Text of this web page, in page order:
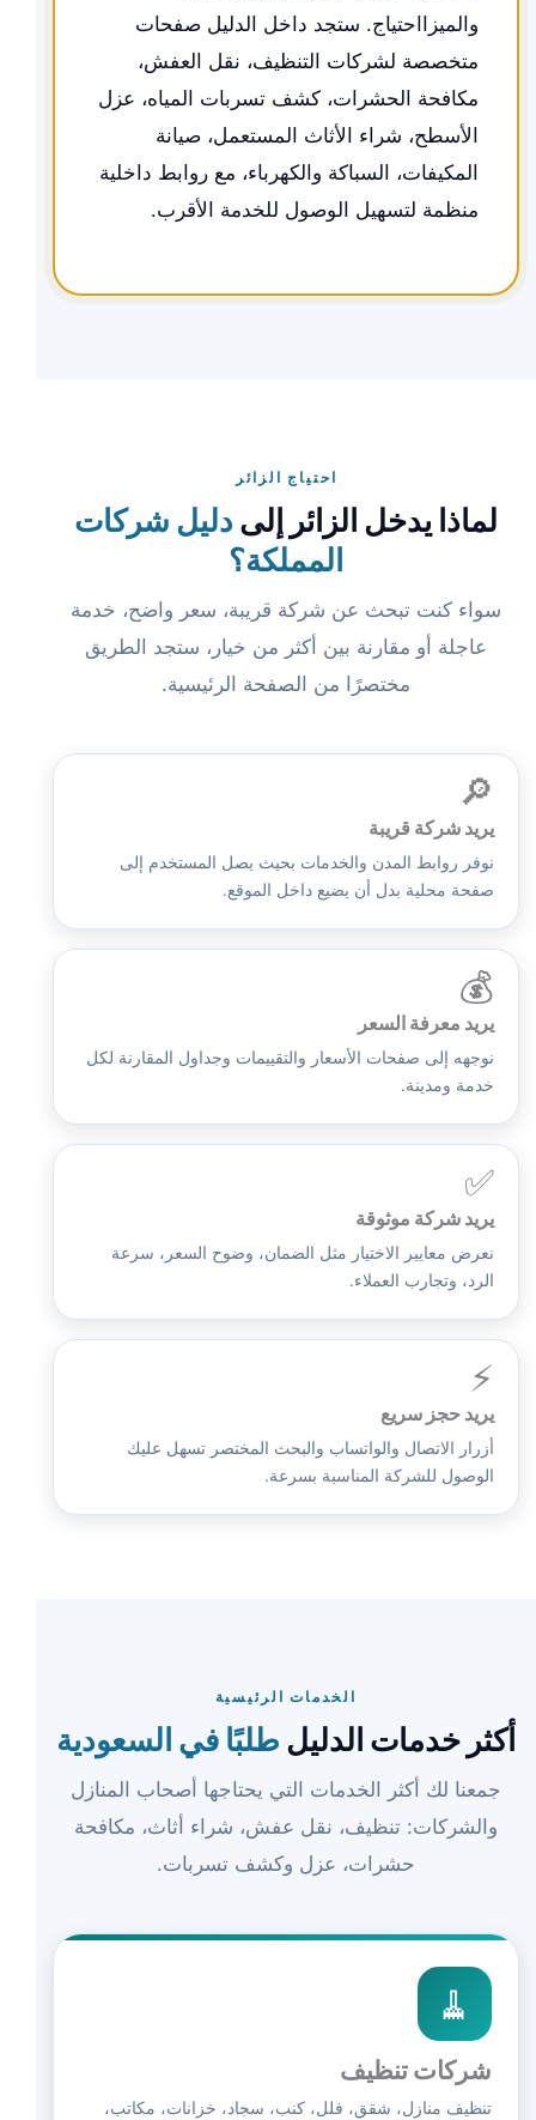
والميزااحتياج. ستجد داخل الدليل صفحات
متخصصة لشركات التنظيف، نقل العفش،
مكافحة الحشرات، كشف تسربات المياه، عزل
الأسطح، شراء الأثاث المستعمل، صيانة
المكيفات، السباكة والكهرباء، مع روابط داخلية
منظمة لتسهيل الوصول للخدمة الأقرب.
احتياج الزائر
لماذا يدخل الزائر إلىدليل شركات
المملكة؟
سواء كنت تبحث عن شركة قريبة، سعر واضح، خدمة
عاجلة أو مقارنة بين أكثر من خيار، ستجد الطريق
مختصرًا من الصفحة الرئيسية.
🔎
يريد شركة قريبة
نوفر روابط المدن والخدمات بحيث يصل المستخدم إلى
صفحة محلية بدل أن يضيع داخل الموقع.
💰
يريد معرفة السعر
نوجهه إلى صفحات الأسعار والتقييمات وجداول المقارنة لكل
خدمة ومدينة.
✅
يريد شركة موثوقة
نعرض معايير الاختيار مثل الضمان، وضوح السعر، سرعة
الرد، وتجارب العملاء.
⚡
يريد حجز سريع
أزرار الاتصال والواتساب والبحث المختصر تسهل عليك
الوصول للشركة المناسبة بسرعة.
الخدمات الرئيسية
أكثر خدمات الدليل طلبًا في السعودية
جمعنا لك أكثر الخدمات التي يحتاجها أصحاب المنازل
والشركات: تنظيف، نقل عفش، شراء أثاث، مكافحة
حشرات، عزل وكشف تسربات.
🧹
شركات تنظيف
تنظيف منازل، شقق، فلل، كنب، سجاد، خزانات، مكاتب،